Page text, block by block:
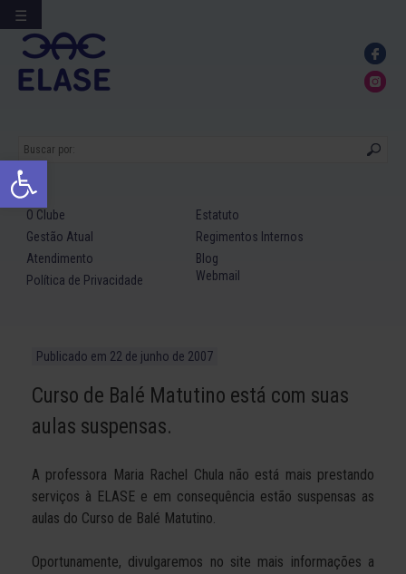
Abrir a barra de ferramentas
Ir
para
conteúdo
O Clube
Estatuto
Gestão Atual
Regimentos Internos
Atendimento
Blog
Política de Privacidade
Webmail
Publicado em 22 de junho de 2007
Curso de Balé Matutino está com suas
aulas suspensas.
A professora Maria Rachel Chula não está mais prestando
serviços à ELASE e em consequência estão suspensas as
aulas do Curso de Balé Matutino.
Oportunamente, divulgaremos no site mais informações a
☰